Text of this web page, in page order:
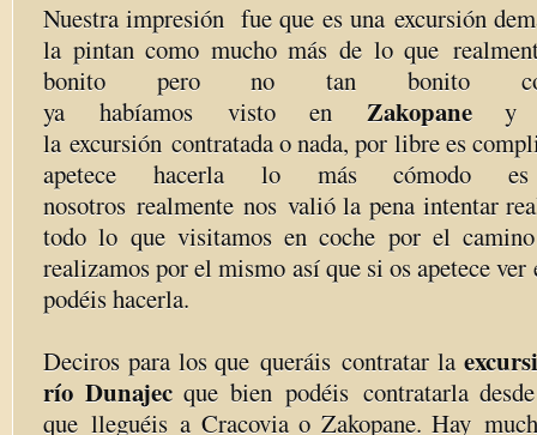
Nuestra impresión fue que es una excursión
la pintan como mucho más de lo que
bonito pero no tan bonito
ya habíamos visto en Zakopane y
la excursión contratada o nada, por libre es
apetece hacerla lo más cómodo
nosotros realmente nos valió la pena intentar
todo lo que visitamos en coche por el
realizamos por el mismo así que si os apetece ver
podéis hacerla.
Deciros para los que queráis contratar la
río Dunajecque bien podéis contratarla
que lleguéis a Cracovia o Zakopane. Hay